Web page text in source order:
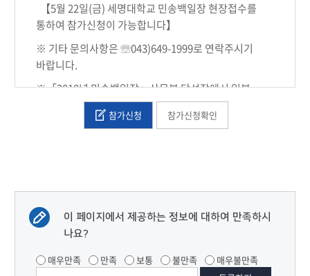
【5월 22일(금) 세명대학교 민송백일장 현장접수를
통하여 참가신청이 가능합니다】
※ 기타 문의사항은☏043)649-1999로 연락주시기
바랍니다.
※「2018년 민송백일장」산문부 당선작에서 일부
표절이 확인되어,시상을 취소하고 상금을
회수조치하였음을 알려드립니다.
참가신청 참가신청확인
이 페이지에서 제공하는 정보에 대하여 만족하시
나요?
매우만족 만족 보통 불만족 매우불만족